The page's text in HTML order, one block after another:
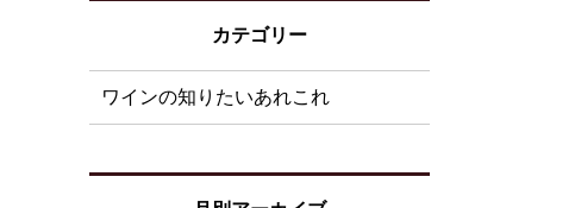
カテゴリー
ワインの知りたいあれこれ